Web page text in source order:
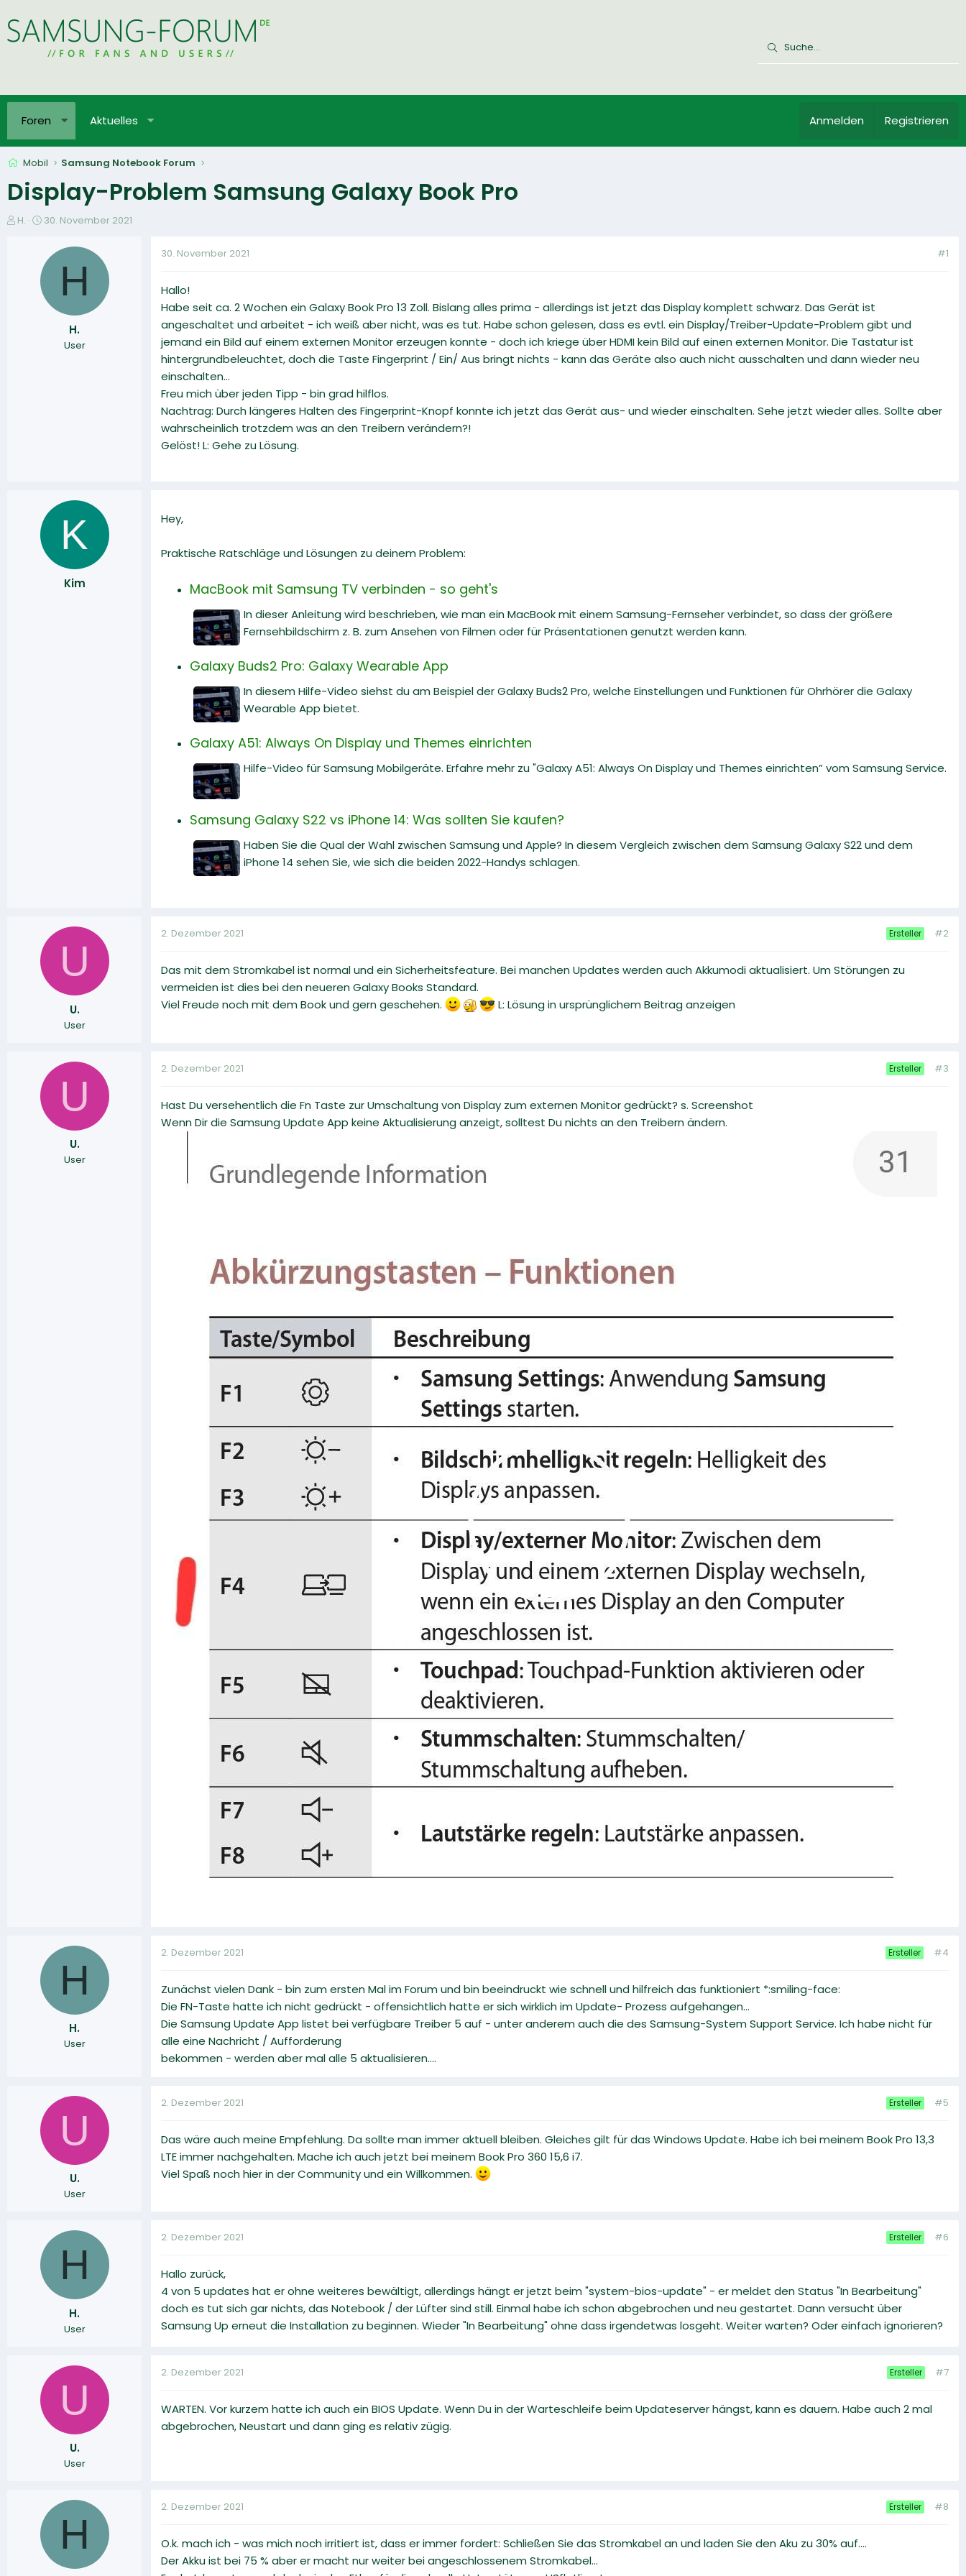
Foren Aktuelles Anmelden Registrieren
Mobil Samsung Notebook Forum
Display-Problem Samsung Galaxy Book Pro
E
H.
E
t
30. November 2021
H
H.
User
30. November 2021 #1
Hallo!
Habe seit ca. 2 Wochen ein Galaxy Book Pro 13 Zoll. Bislang alles prima - allerdings ist jetzt das Display komplett schwarz. Das Gerät ist
angeschaltet und arbeitet - ich weiß aber nicht, was es tut. Habe schon gelesen, dass es evtl. ein Display/Treiber-Update-Problem gibt und
jemand ein Bild auf einem externen Monitor erzeugen konnte - doch ich kriege über HDMI kein Bild auf einen externen Monitor. Die Tastatur ist
hintergrundbeleuchtet, doch die Taste Fingerprint / Ein/ Aus bringt nichts - kann das Geräte also auch nicht ausschalten und dann wieder neu
einschalten...
Freu mich über jeden Tipp - bin grad hilflos.
Nachtrag: Durch längeres Halten des Fingerprint-Knopf konnte ich jetzt das Gerät aus- und wieder einschalten. Sehe jetzt wieder alles. Sollte aber
wahrscheinlich trotzdem was an den Treibern verändern?!
Gelöst! L: Gehe zu Lösung.
K
Kim
Hey,
Praktische Ratschläge und Lösungen zu deinem Problem:
MacBook mit Samsung TV verbinden - so geht's
In dieser Anleitung wird beschrieben, wie man ein MacBook mit einem Samsung-Fernseher verbindet, so dass der größere
Fernsehbildschirm z. B. zum Ansehen von Filmen oder für Präsentationen genutzt werden kann.
Galaxy Buds2 Pro: Galaxy Wearable App
In diesem Hilfe-Video siehst du am Beispiel der Galaxy Buds2 Pro, welche Einstellungen und Funktionen für Ohrhörer die Galaxy
Wearable App bietet.
Galaxy A51: Always On Display und Themes einrichten
Hilfe-Video für Samsung Mobilgeräte. Erfahre mehr zu "Galaxy A51: Always On Display und Themes einrichten” vom Samsung Service.
Samsung Galaxy S22 vs iPhone 14: Was sollten Sie kaufen?
Haben Sie die Qual der Wahl zwischen Samsung und Apple? In diesem Vergleich zwischen dem Samsung Galaxy S22 und dem
iPhone 14 sehen Sie, wie sich die beiden 2022-Handys schlagen.
U
U.
User
2. Dezember 2021 Ersteller #2
Das mit dem Stromkabel ist normal und ein Sicherheitsfeature. Bei manchen Updates werden auch Akkumodi aktualisiert. Um Störungen zu
vermeiden ist dies bei den neueren Galaxy Books Standard.
Viel Freude noch mit dem Book und gern geschehen.
L: Lösung in ursprünglichem Beitrag anzeigen
U
U.
User
2. Dezember 2021 Ersteller #3
Hast Du versehentlich die Fn Taste zur Umschaltung von Display zum externen Monitor gedrückt? s. Screenshot
Wenn Dir die Samsung Update App keine Aktualisierung anzeigt, solltest Du nichts an den Treibern ändern.
H
H.
User
2. Dezember 2021 Ersteller #4
Zunächst vielen Dank - bin zum ersten Mal im Forum und bin beeindruckt wie schnell und hilfreich das funktioniert *:smiling-face:
Die FN-Taste hatte ich nicht gedrückt - offensichtlich hatte er sich wirklich im Update- Prozess aufgehangen...
Die Samsung Update App listet bei verfügbare Treiber 5 auf - unter anderem auch die des Samsung-System Support Service. Ich habe nicht für
alle eine Nachricht / Aufforderung
bekommen - werden aber mal alle 5 aktualisieren....
U
U.
User
2. Dezember 2021 Ersteller #5
Das wäre auch meine Empfehlung. Da sollte man immer aktuell bleiben. Gleiches gilt für das Windows Update. Habe ich bei meinem Book Pro 13,3
LTE immer nachgehalten. Mache ich auch jetzt bei meinem Book Pro 360 15,6 i7.
Viel Spaß noch hier in der Community und ein Willkommen.
H
H.
User
2. Dezember 2021 Ersteller #6
Hallo zurück,
4 von 5 updates hat er ohne weiteres bewältigt, allerdings hängt er jetzt beim "system-bios-update" - er meldet den Status "In Bearbeitung"
doch es tut sich gar nichts, das Notebook / der Lüfter sind still. Einmal habe ich schon abgebrochen und neu gestartet. Dann versucht über
Samsung Up erneut die Installation zu beginnen. Wieder "In Bearbeitung" ohne dass irgendetwas losgeht. Weiter warten? Oder einfach ignorieren?
U
U.
User
2. Dezember 2021 Ersteller #7
WARTEN. Vor kurzem hatte ich auch ein BIOS Update. Wenn Du in der Warteschleife beim Updateserver hängst, kann es dauern. Habe auch 2 mal
abgebrochen, Neustart und dann ging es relativ zügig.
H
2. Dezember 2021 Ersteller #8
O.k. mach ich - was mich noch irritiert ist, dass er immer fordert: Schließen Sie das Stromkabel an und laden Sie den Aku zu 30% auf....
Der Akku ist bei 75 % aber er macht nur weiter bei angeschlossenem Stromkabel...